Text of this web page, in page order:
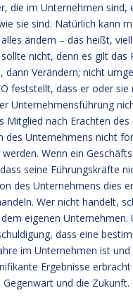
die im Unternehmen sind,
sie sind. Natürlich kann
ändern – das heißt,
nicht, denn es gilt das
dann Verändern; nicht
feststellt, dass er oder
Unternehmensführung
Mitglied nach Erachten des
des Unternehmens nicht
Wenn ein
seine Führungskräfte
des Unternehmens dies
Wer nicht handelt,
eigenen Unternehmen.
dass eine
im Unternehmen ist
Ergebnisse
Gegenwart und die Zukunft.